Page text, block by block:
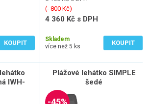
KOUPIT
(‐ 800 Kč)
4 360 Kč s DPH
Skladem
více než 5 ks
KOUPIT
IWH-
2ks
Plážové lehátko SIMPLE
šedé
-45%